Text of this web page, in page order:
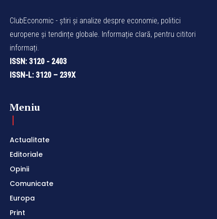
ClubEconomic - știri și analize despre economie, politici
europene și tendințe globale. Informație clară, pentru cititori
informați.
ISSN: 3120 - 2403
ISSN-L: 3120 – 239X
Meniu
Actualitate
Editoriale
Opinii
Comunicate
Europa
Print